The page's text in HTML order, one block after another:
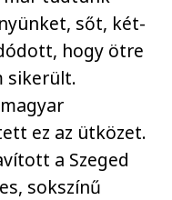
sőt, két-
hogy ötre
sikerült.
ez az ütközet.
a Szeged
sokszínű